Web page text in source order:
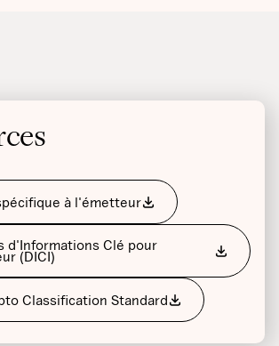
à l'émetteur
d'Informations Clé pour
(DICI)
Classification Standard